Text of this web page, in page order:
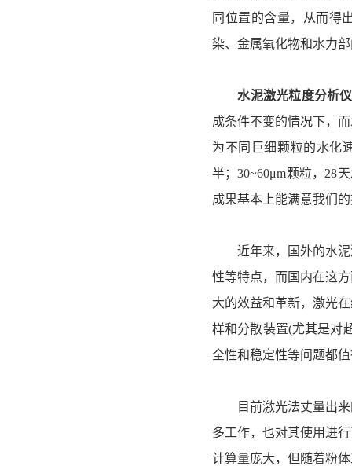
同位置的含量，从而得
染、金属氧化物和水力
水泥激光粒度分析仪
成条件不变的情况下，
为不同巨细颗粒的水化
半；30~60μm颗粒，28
成果基本上能满意我们
近年来，国外的水泥
性等特点，而国内在这
大的效益和革新，激光
样和分散装置(尤其是对
全性和稳定性等问题都
目前激光法丈量出来
多工作，也对其使用进
计算量庞大，但随着粉